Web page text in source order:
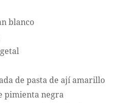
blanco
de pasta de ají amarillo
pimienta negra